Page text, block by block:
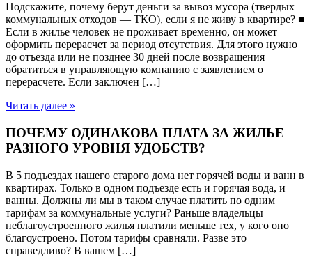
Подскажите, почему берут деньги за вывоз мусора (твердых
коммунальных отходов — ТКО), если я не живу в квартире? ■
Если в жилье человек не проживает временно, он может
оформить перерасчет за период отсутствия. Для этого нужно
до отъезда или не позднее 30 дней после возвращения
обратиться в управляющую компанию с заявлением о
перерасчете. Если заключен […]
Читать далее »
ПОЧЕМУ ОДИНАКОВА ПЛАТА ЗА ЖИЛЬЕ
РАЗНОГО УРОВНЯ УДОБСТВ?
В 5 подъездах нашего старого дома нет горячей воды и ванн в
квартирах. Только в одном подъезде есть и горячая вода, и
ванны. Должны ли мы в таком случае платить по одним
тарифам за коммунальные услуги? Раньше владельцы
неблагоустроенного жилья платили меньше тех, у кого оно
благоустроено. Потом тарифы сравняли. Разве это
справедливо? В вашем […]